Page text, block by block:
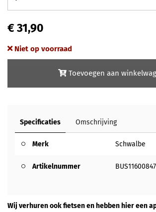
€ 31,90
Niet op voorraad
Toevoegen aan
Specificaties Omschrijving
Merk Schwalbe
Artikelnummer
Wij verhuren ook fietsen en hebben hier een